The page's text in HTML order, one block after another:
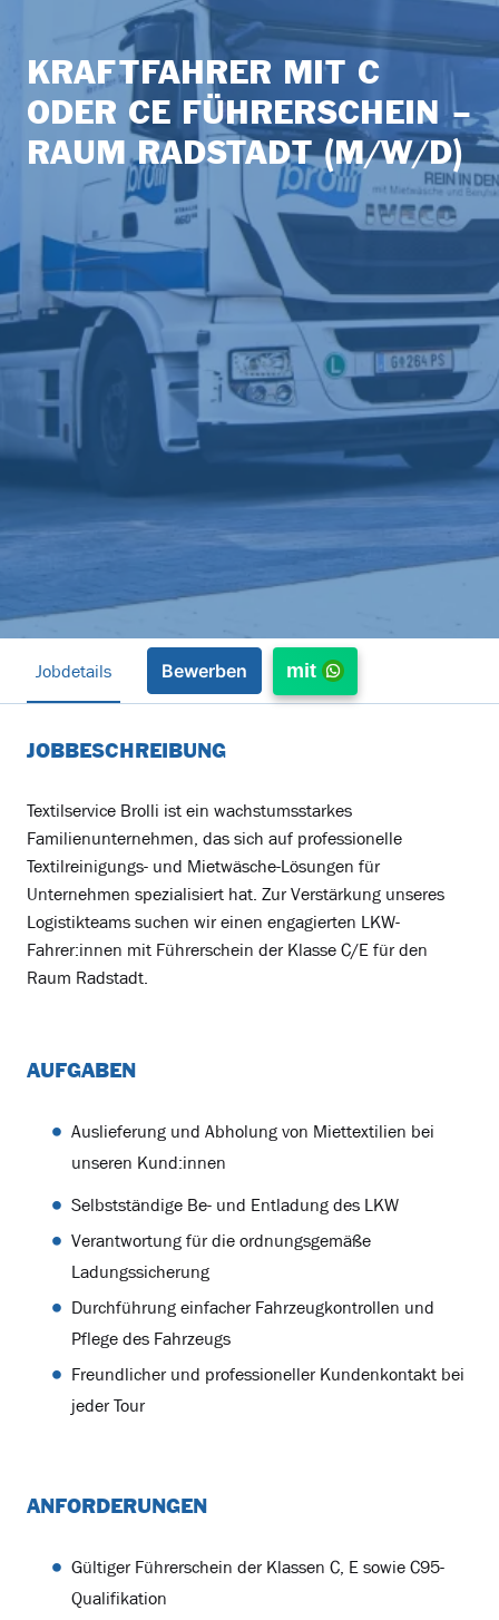
KRAFTFAHRER MIT C
ODER CE FÜHRERSCHEIN –
RAUM RADSTADT (M/W/D)
Jobdetails Bewerben mit
JOBBESCHREIBUNG
Textilservice Brolli ist ein wachstumsstarkes
Familienunternehmen, das sich auf professionelle
Textilreinigungs- und Mietwäsche-Lösungen für
Unternehmen spezialisiert hat. Zur Verstärkung unseres
Logistikteams suchen wir einen engagierten LKW-
Fahrer:innen mit Führerschein der Klasse C/E für den
Raum Radstadt.
AUFGABEN
Auslieferung und Abholung von Miettextilien bei
unseren Kund:innen
Selbstständige Be- und Entladung des LKW
Verantwortung für die ordnungsgemäße
Ladungssicherung
Durchführung einfacher Fahrzeugkontrollen und
Pflege des Fahrzeugs
Freundlicher und professioneller Kundenkontakt bei
jeder Tour
ANFORDERUNGEN
Gültiger Führerschein der Klassen C, E sowie C95-
Qualifikation